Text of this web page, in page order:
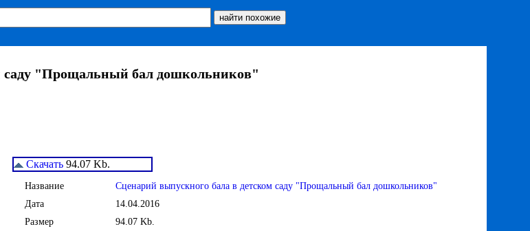
саду "Прощальный бал дошкольников"
Скачать 94.07 Kb.
Название
Сценарий выпускного бала в детском саду "Прощальный бал дошкольников"
Дата
14.04.2016
Размер
94.07 Kb.